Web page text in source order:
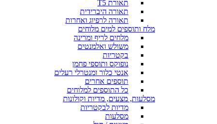
תאורת T5
תאורה היברידית
תאורה לרפיוג ואחרות
מלח ותוספים למים מלוחים
מלחים לריף ומרינה
משולש ואלמנטים
בקטריות
נופוקס ותוספי פחמן
אנטי כלור ומנטרלי רעלים
תוספים אחרים
כל התוספים למלוחים
מסלעות, מצעים, מדיות וקולונות
מדיות לבקטריות
מסלעות